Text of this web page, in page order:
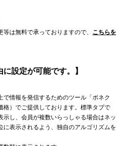
は無料で承っておりますので、 こちらを
に設定が可能です。】
情報を発信するためのツール「ボネク
格）でご提供しております。標準タブで
し、会員が複数いらっしゃる場合はネッ
に表示されるよう、独自のアルゴリズムを